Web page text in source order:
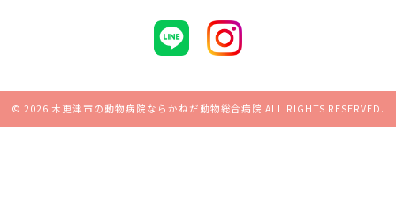
© 2026 木更津市の動物病院ならかねだ動物総合病院 ALL RIGHTS RESERVED.